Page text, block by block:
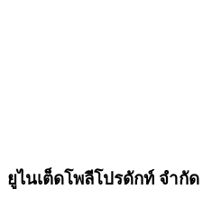
ยูไนเต็ดโพลีโปรดักท์ จำกัด